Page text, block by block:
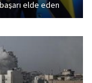
elde eden
yıllığına sarı